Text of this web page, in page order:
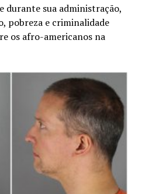
durante sua administração,
pobreza e criminalidade
os afro-americanos na